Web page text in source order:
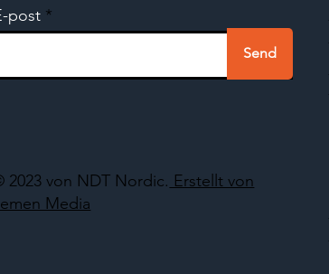
2023 von NDT Nordic. Erstellt von
Media
post
Send